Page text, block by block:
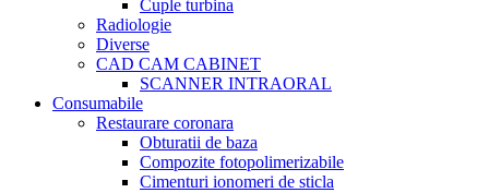
Cuple turbina
Radiologie
Diverse
CAD CAM CABINET
SCANNER INTRAORAL
Consumabile
Restaurare coronara
Obturatii de baza
Compozite fotopolimerizabile
Cimenturi ionomeri de sticla